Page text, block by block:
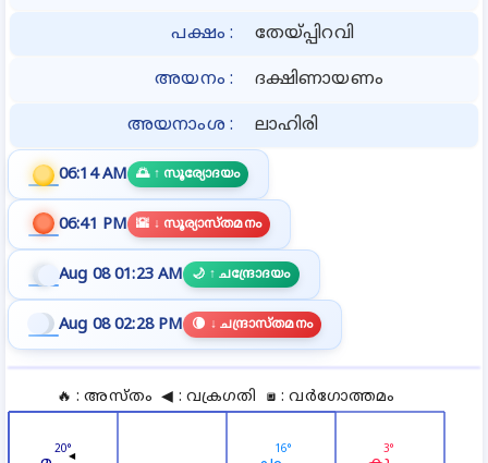
പക്ഷം : തേയ്പ്പിറവി
അയനം : ദക്ഷിണായണം
അയനാംശ : ലാഹിരി
06:14 AM 🌅 ↑ സൂര്യോദയം
06:41 PM 🌇 ↓ സൂര്യാസ്തമനം
Aug 08 01:23 AM 🌙 ↑ ചന്ദ്രോദയം
Aug 08 02:28 PM 🌘 ↓ ചന്ദ്രാസ്തമനം
🔥 :അസ്തം ◀ : വക്രഗതി 🔲 :വർഗോത്തമം